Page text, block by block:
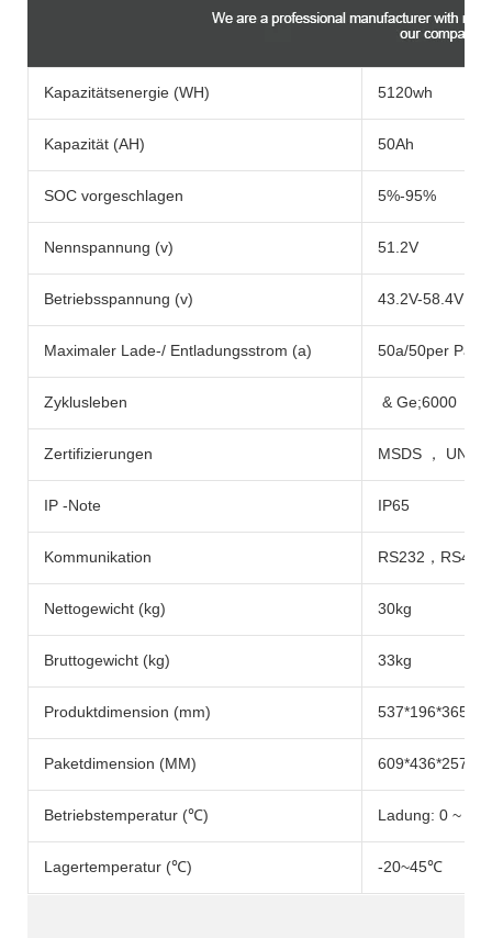
Kapazitätsenergie (WH) 5120wh
Kapazität (AH) 50Ah
SOC vorgeschlagen 5%-95%
Nennspannung (v) 51.2V
Betriebsspannung (v) 43.2V-58.4V
Maximaler Lade-/ Entladungsstrom (a) 50a/50per Pack
Zyklusleben & Ge;6000
Zertifizierungen MSDS ，
IP -Note IP65
Kommunikation RS232，RS485
Nettogewicht (kg) 30kg
Bruttogewicht (kg) 33kg
Produktdimension (mm)
Paketdimension (MM)
Betriebstemperatur (℃) Ladung: 0 ~
Lagertemperatur (℃) -20~45℃